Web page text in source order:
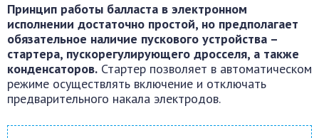
Принцип работы балласта в электронном
исполнении достаточно простой, но предполагает
обязательное наличие пускового устройства –
стартера, пускорегулирующего дросселя, а также
конденсаторов. Стартер позволяет в автоматическом
режиме осуществлять включение и отключать
предварительного накала электродов.